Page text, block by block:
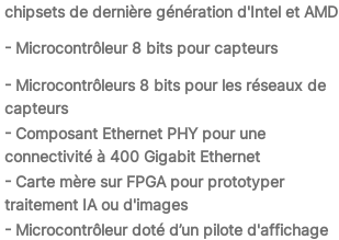
chipsets de dernière génération d'Intel et AMD
- Microcontrôleur 8 bits pour capteurs
- Microcontrôleurs 8 bits pour les réseaux de
capteurs
- Composant Ethernet PHY pour une
connectivité à 400 Gigabit Ethernet
- Carte mère sur FPGA pour prototyper
traitement IA ou d'images
- Microcontrôleur doté d’un pilote d'affichage